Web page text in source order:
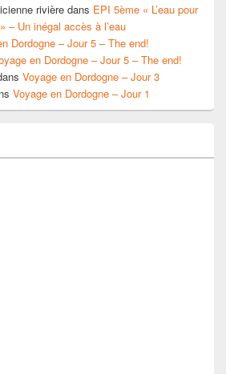
rivière dans EPI 5ème « L’eau pour
– Un inégal accès à l’eau
Dordogne – Jour 5 – The end!
en Dordogne – Jour 5 – The end!
Voyage en Dordogne – Jour 3
Voyage en Dordogne – Jour 1